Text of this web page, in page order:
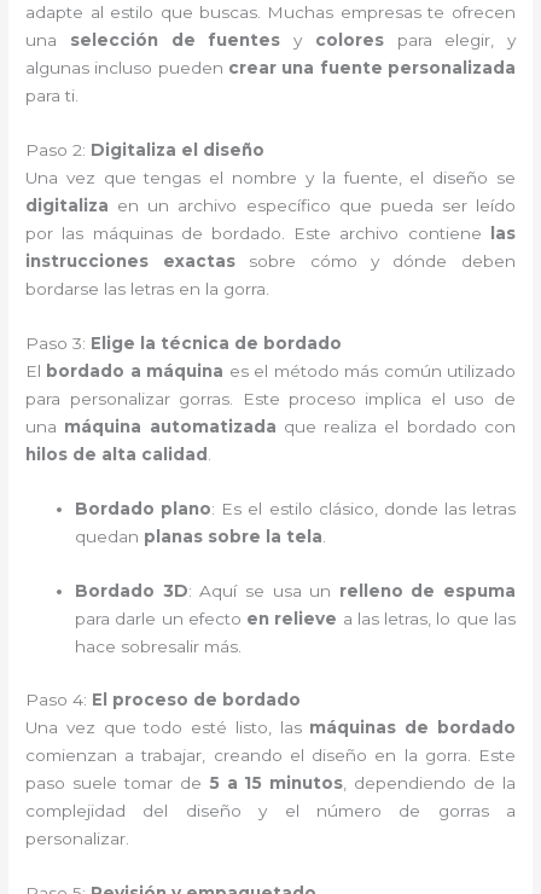
adapte al estilo que buscas. Muchas empresas te ofrecen
una selección de fuentes y colorespara elegir, y
algunas incluso pueden crear una fuente personalizada
para ti.
Paso 2: Digitaliza el diseño
Una vez que tengas el nombre y la fuente, el diseño se
digitaliza en un archivo específico que pueda ser leído
por las máquinas de bordado. Este archivo contiene
las
instrucciones exactassobre cómo y dónde deben
bordarse las letras en la gorra.
Paso 3: Elige la técnica de bordado
El bordado a máquina es el método más común utilizado
para personalizar gorras. Este proceso implica el uso de
una máquina automatizada que realiza el bordado con
hilos de alta calidad
Bordado plano: Es el estilo clásico, donde las letras
quedan planas sobre la tela
Bordado 3D: Aquí se usa un relleno de espuma
para darle un efecto en relieve a las letras, lo que las
hace sobresalir más.
Paso 4: El proceso de bordado
Una vez que todo esté listo, las máquinas de bordado
comienzan a trabajar, creando el diseño en la gorra. Este
paso suele tomar de 5 a 15 minutos, dependiendo de la
complejidad del diseño y el número de gorras a
personalizar.